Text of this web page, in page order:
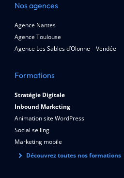
Nos agences
Agence Nantes
Agence Toulouse
Agence Les Sables d’Olonne – Vendée
Formations
Stratégie Digitale
Inbound Marketing
Animation site WordPress
Social selling
Marketing mobile
Découvrez toutes nos formations